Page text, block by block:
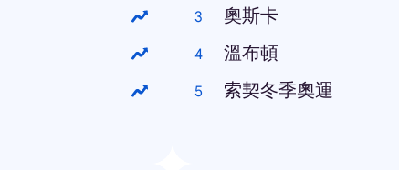
奧斯卡
溫布頓
索契冬季奧運